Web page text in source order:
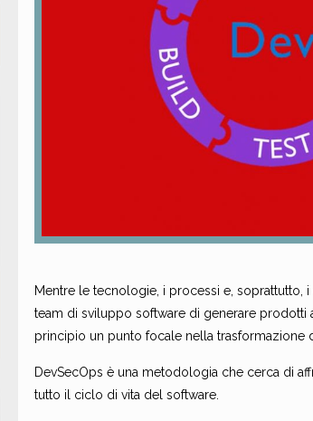
Mentre le tecnologie, i processi e, soprattutto,
team di sviluppo software di generare prodotti
principio un punto focale nella trasformazione
DevSecOps è una metodologia che cerca di
tutto il ciclo di vita del software.